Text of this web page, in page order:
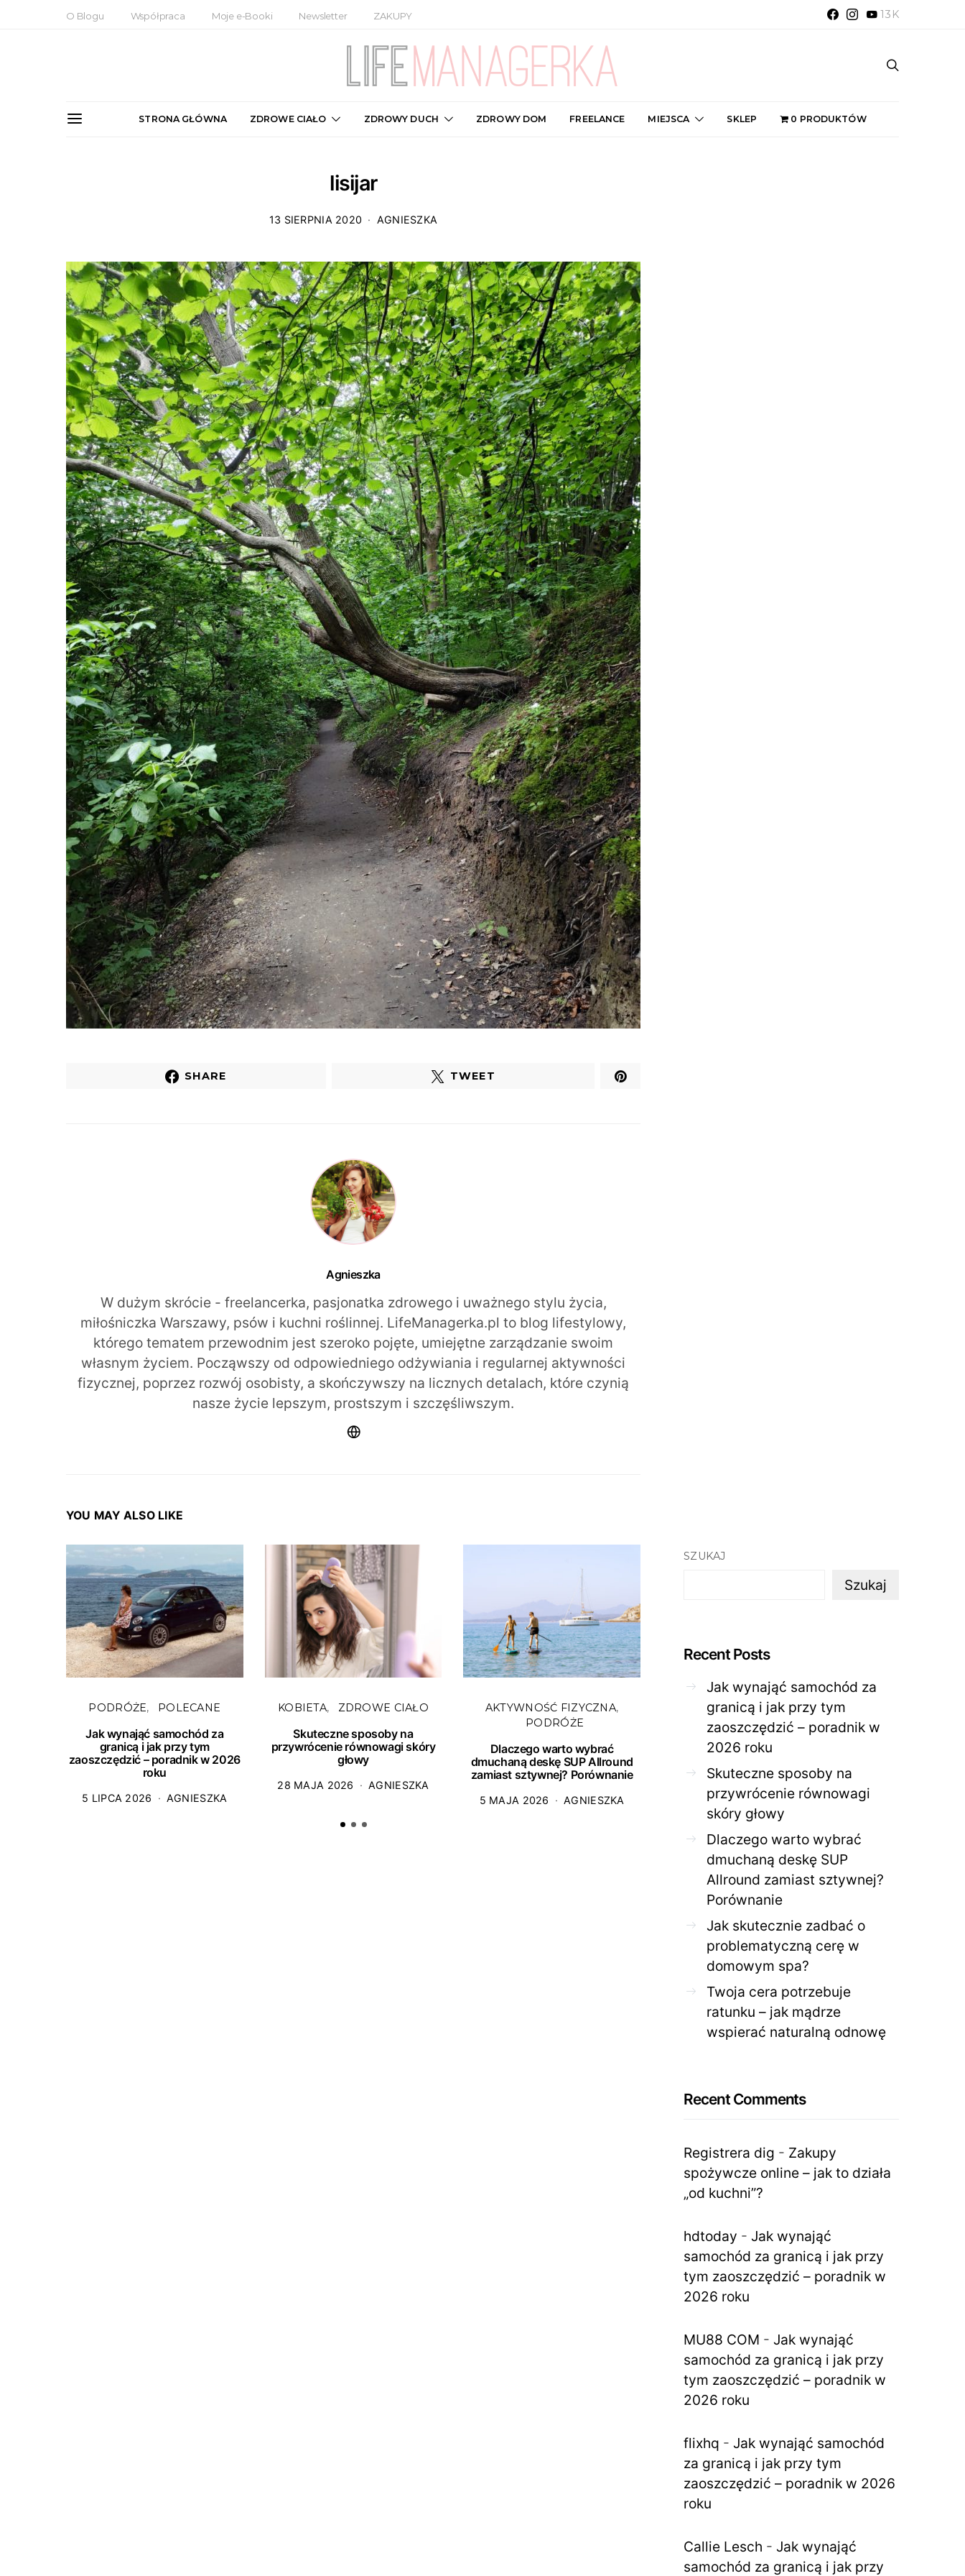
O Blogu Współpraca Moje e-Booki Newsletter ZAKUPY 13K
STRONA GŁÓWNA ZDROWE CIAŁO ZDROWY DUCH ZDROWY DOM FREELANCE MIEJSCA SKLEP 0 PRODUKTÓW
lisijar
13 SIERPNIA 2020 AGNIESZKA
SHARE TWEET
Agnieszka
W dużym skrócie - freelancerka, pasjonatka zdrowego i uważnego stylu życia,
miłośniczka Warszawy, psów i kuchni roślinnej. LifeManagerka.pl to blog lifestylowy,
którego tematem przewodnim jest szeroko pojęte, umiejętne zarządzanie swoim
własnym życiem. Począwszy od odpowiedniego odżywiania i regularnej aktywności
fizycznej, poprzez rozwój osobisty, a skończywszy na licznych detalach, które czynią
nasze życie lepszym, prostszym i szczęśliwszym.
YOU MAY ALSO LIKE
PODRÓŻE POLECANE
Jak wynająć samochód za
granicą i jak przy tym
zaoszczędzić – poradnik w 2026
roku
5 LIPCA 2026 AGNIESZKA
KOBIETA ZDROWE CIAŁO
Skuteczne sposoby na
przywrócenie równowagi skóry
głowy
28 MAJA 2026 AGNIESZKA
AKTYWNOŚĆ FIZYCZNA
PODRÓŻE
Dlaczego warto wybrać
dmuchaną deskę SUP Allround
zamiast sztywnej? Porównanie
5 MAJA 2026 AGNIESZKA
ZDROWE CIAŁO
Jak skutecznie zadbać o
problematyczną cerę w
28 KWIETNIA 2026 AGNIESZKA
Twoja cera
27 KWIETNIA 2026
SZUKAJ
Szukaj
Recent Posts
Jak wynająć samochód za
granicą i jak przy tym
zaoszczędzić – poradnik w
2026 roku
Skuteczne sposoby na
przywrócenie równowagi
skóry głowy
Dlaczego warto wybrać
dmuchaną deskę SUP
Allround zamiast sztywnej?
Porównanie
Jak skutecznie zadbać o
problematyczną cerę w
domowym spa?
Twoja cera potrzebuje
ratunku – jak mądrze
wspierać naturalną odnowę
Recent Comments
Registrera dig - Zakupy
spożywcze online – jak to działa
„od kuchni”?
hdtoday - Jak wynająć
samochód za granicą i jak przy
tym zaoszczędzić – poradnik w
2026 roku
MU88 COM - Jak wynająć
samochód za granicą i jak przy
tym zaoszczędzić – poradnik w
2026 roku
flixhq - Jak wynająć samochód
za granicą i jak przy tym
zaoszczędzić – poradnik w 2026
roku
Callie Lesch - Jak wynająć
samochód za granicą i jak przy